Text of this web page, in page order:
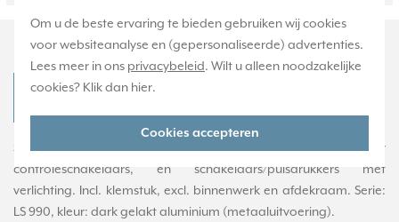
Om u de beste ervaring te bieden gebruiken wij cookies
voor websiteanalyse en (gepersonaliseerde) advertenties.
Lees meer in ons privacybeleid. Wilt u alleen noodzakelijke
cookies? Klik dan hier.
Cookies accepteren
Productomschrijving
Schakelwip met sleutelsymbool en controlevenster, geschikt voor
controleschakelaars, en schakelaars/pulsdrukkers met
verlichting. Incl. klemstuk, excl. binnenwerk en afdekraam. Serie:
LS 990, kleur: dark gelakt aluminium (metaaluitvoering).